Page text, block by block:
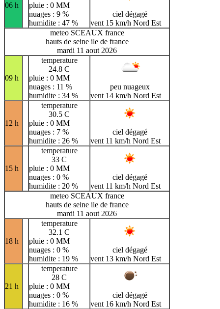
06 h
pluie : 0 MM
nuages : 9 %
humidite : 47 %
ciel dégagé
vent 15 km/h Nord Est
meteo SCEAUX france
hauts de seine ile de france
mardi 11 aout 2026
09 h
temperature
24.8 C
pluie : 0 MM
nuages : 11 %
humidite : 34 %
peu nuageux
vent 14 km/h Nord Est
12 h
temperature
30.5 C
pluie : 0 MM
nuages : 7 %
humidite : 26 %
ciel dégagé
vent 11 km/h Nord Est
15 h
temperature
33 C
pluie : 0 MM
nuages : 0 %
humidite : 20 %
ciel dégagé
vent 11 km/h Nord Est
meteo SCEAUX france
hauts de seine ile de france
mardi 11 aout 2026
18 h
temperature
32.1 C
pluie : 0 MM
nuages : 0 %
humidite : 19 %
ciel dégagé
vent 13 km/h Nord Est
21 h
temperature
28 C
pluie : 0 MM
nuages : 0 %
humidite : 16 %
ciel dégagé
vent 16 km/h Nord Est